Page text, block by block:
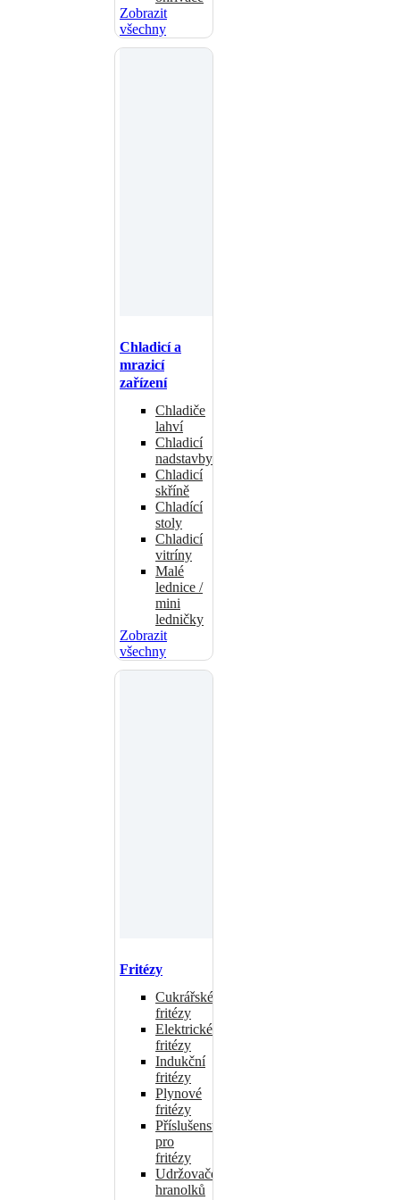
Zobrazit
všechny
Chladicí a
mrazicí
zařízení
Chladiče
lahví
Chladicí
nadstavby
Chladicí
skříně
Chladící
stoly
Chladicí
vitríny
Malé
lednice /
mini
ledničky
Zobrazit
všechny
Fritézy
Cukrářské
fritézy
Elektrické
fritézy
Indukční
fritézy
Plynové
fritézy
Příslušenství
pro
fritézy
Udržovače
hranolků